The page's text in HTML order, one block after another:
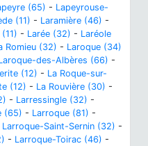
(65) - Lapeyrouse-
(11) - Laramière (46) -
- Larée (32) - Laréole
Romieu (32) - Laroque (34)
des-Albères (66) -
(12) - La Roque-sur-
(12) - La Rouvière (30) -
- Larressingle (32) -
(65) - Larroque (81) -
Larroque-Saint-Sernin (32) -
- Larroque-Toirac (46) -